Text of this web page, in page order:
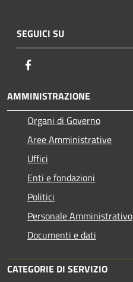
SEGUICI SU
AMMINISTRAZIONE
Organi di Governo
Aree Amministrative
Uffici
Enti e fondazioni
Politici
Personale Amministrativo
Documenti e dati
CATEGORIE DI SERVIZIO